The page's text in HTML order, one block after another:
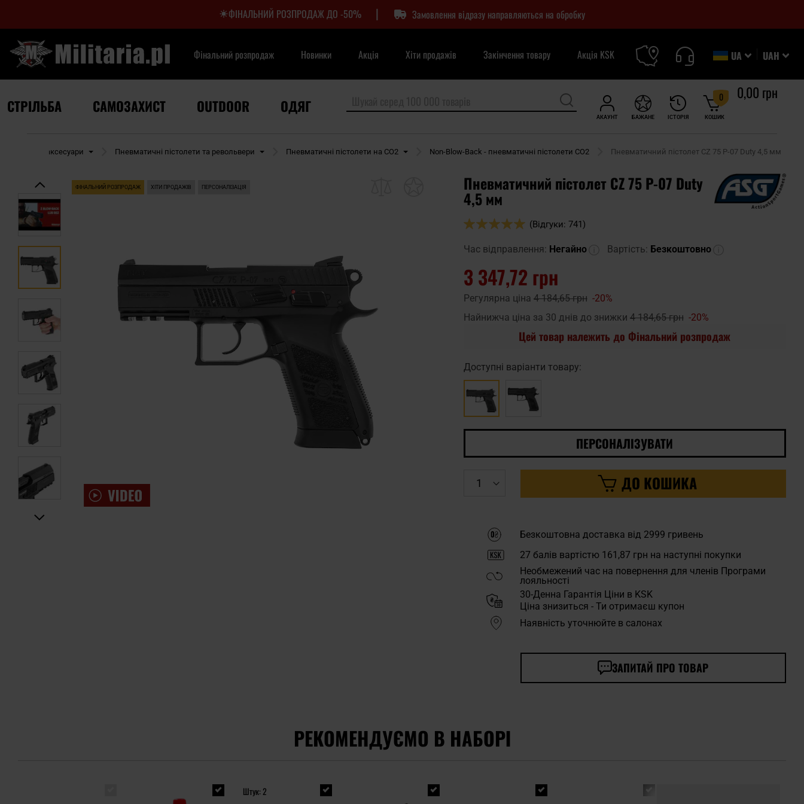
ФІНАЛЬНИЙ РОЗПРОДАЖ ДО -50% | Замовлення відразу направляються на обробку
UAH
UA
Фінальний розпродаж Новинки Акція Хіти продажів Закінчення товару Акція KSK
АКАУНТ ІСТОРІЯ
БАЖАНЕ КОШИК
0 0,00 грн
СТРІЛЬБА САМОЗАХИСТ OUTDOOR ОДЯГ
зброя та аксесуари Пневматичні пістолети та револьвери Пневматичні пістолети на CO2 Non-Blow-Back - пневматичні пістолети CO2 Пневматичний пістолет CZ 75 P-07 Duty 4,5 мм
ФІНАЛЬНИЙ РОЗПРОДАЖ ХІТИ ПРОДАЖІВ ПЕРСОНАЛІЗАЦІЯ Пневматичний пістолет CZ 75 P-07 Duty
4,5 мм
Оцінка:
(Відгуки: 741)
Час відправлення: Негайно Вартість: Безкоштовно
3 347,72 грн
Регулярна ціна 4 184,65 грн -20%
Найнижча ціна за 30 днів до знижки 4 184,65 грн -20%
Цей товар належить до Фінальний розпродаж
Доступні варіанти товару:
ПЕРСОНАЛІЗУВАТИ
ДО КОШИКА
Безкоштовна доставка від 2999 гривень
27 балів вартістю 161,87 грн на наступні покупки
Необмежений час на повернення для членів Програми
лояльності
30-Денна Гарантія Ціни в KSK
Ціна знизиться - Ти отримаєш купон
Наявність уточнюйте в салонах
ЗАПИТАЙ ПРО ТОВАР
РЕКОМЕНДУЄМО В НАБОРІ
Штук: 2